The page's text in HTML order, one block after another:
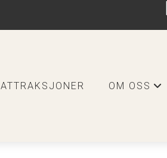
ATTRAKSJONER OM OSS